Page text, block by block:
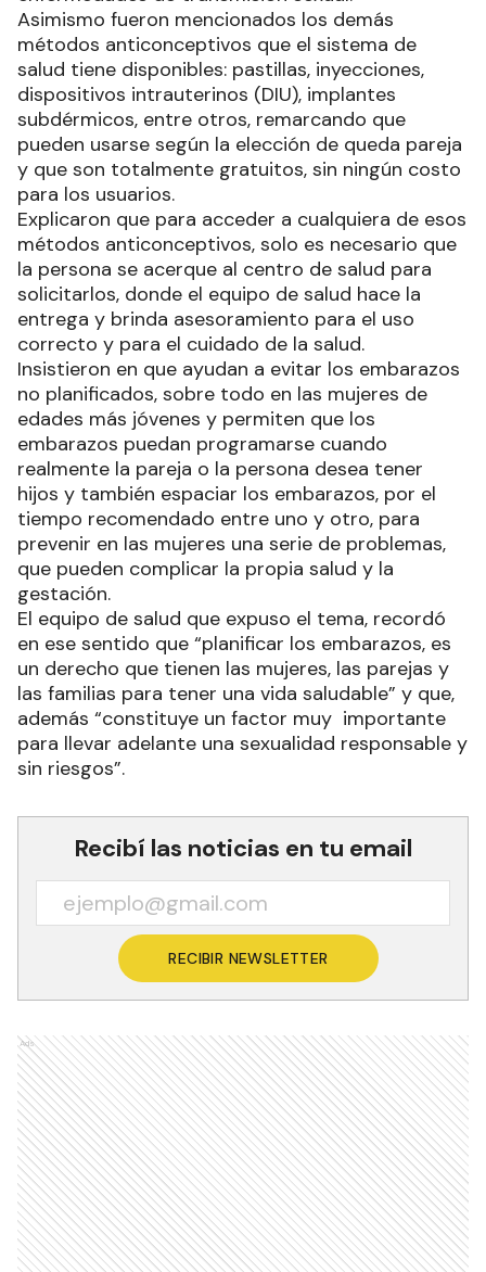
Asimismo fueron mencionados los demás
métodos anticonceptivos que el sistema de
salud tiene disponibles: pastillas, inyecciones,
dispositivos intrauterinos (DIU), implantes
subdérmicos, entre otros, remarcando que
pueden usarse según la elección de queda pareja
y que son totalmente gratuitos, sin ningún costo
para los usuarios.
Explicaron que para acceder a cualquiera de esos
métodos anticonceptivos, solo es necesario que
la persona se acerque al centro de salud para
solicitarlos, donde el equipo de salud hace la
entrega y brinda asesoramiento para el uso
correcto y para el cuidado de la salud.
Insistieron en que ayudan a evitar los embarazos
no planificados, sobre todo en las mujeres de
edades más jóvenes y permiten que los
embarazos puedan programarse cuando
realmente la pareja o la persona desea tener
hijos y también espaciar los embarazos, por el
tiempo recomendado entre uno y otro, para
prevenir en las mujeres una serie de problemas,
que pueden complicar la propia salud y la
gestación.
El equipo de salud que expuso el tema, recordó
en ese sentido que “planificar los embarazos, es
un derecho que tienen las mujeres, las parejas y
las familias para tener una vida saludable” y que,
además “constituye un factor muy importante
para llevar adelante una sexualidad responsable y
sin riesgos”.
Recibí las noticias en tu email
RECIBIR NEWSLETTER
Ads